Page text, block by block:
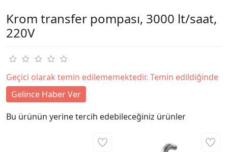
Krom transfer pompası, 3000 lt/saat,
220V
Geçici olarak temin edilememektedir. Temin edildiğinde
Gelince Haber Ver
Bu ürünün yerine tercih edebileceğiniz ürünler